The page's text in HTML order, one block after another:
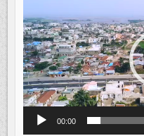
00:00